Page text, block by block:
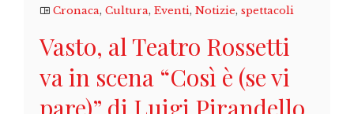
Cronaca, Cultura, Eventi, Notizie, spettacoli
Vasto, al Teatro Rossetti
va in scena “Così è (se vi
pare)” di Luigi Pirandello